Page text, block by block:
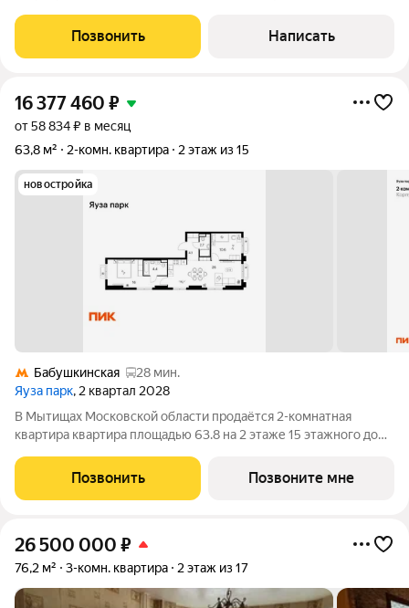
пятиэтажный дом, где квартира расположена на первом этаже,
но здесь нет типичных
Позвонить Написать
16 377 460 ₽
от 58 834 ₽ в месяц
63,8 м²
2-комн. квартира 2 этаж из 15
новостройка
Бабушкинская
28 мин.
Яуза парк, 2 квартал 2028
В Мытищах Московской области продаётся 2-комнатная
квартира квартира площадью 63.8 на 2 этаже 15 этажного дома
расположение 5 минут пешком до ж/д станции Мытищи и 20
минут на автомобиле до
Позвонить Позвоните мне
26 500 000 ₽
76,2 м² 3-комн. квартира 2 этаж из 17